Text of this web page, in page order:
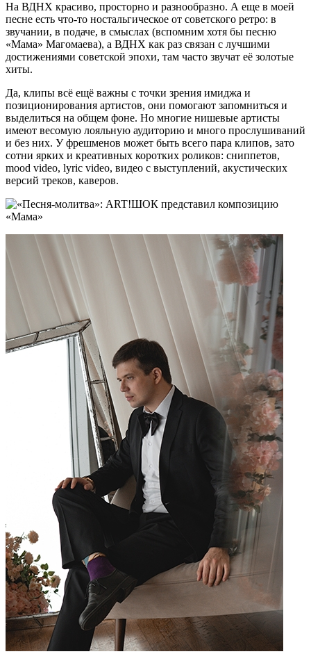
На ВДНХ красиво, просторно и разнообразно. А еще в моей
песне есть что-то ностальгическое от советского ретро: в
звучании, в подаче, в смыслах (вспомним хотя бы песню
«Мама» Магомаева), а ВДНХ как раз связан с лучшими
достижениями советской эпохи, там часто звучат её золотые
хиты.
Да, клипы всё ещё важны с точки зрения имиджа и
позиционирования артистов, они помогают запомниться и
выделиться на общем фоне. Но многие нишевые артисты
имеют весомую лояльную аудиторию и много прослушиваний
и без них. У фрешменов может быть всего пара клипов, зато
сотни ярких и креативных коротких роликов: сниппетов,
mood video, lyric video, видео с выступлений, акустических
версий треков, каверов.